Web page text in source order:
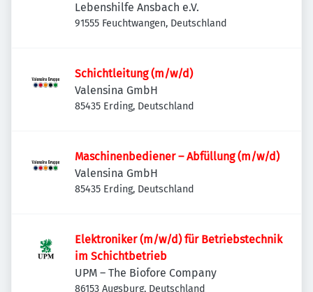
Lebenshilfe Ansbach e.V.
91555 Feuchtwangen, Deutschland
Schichtleitung (m/w/d)
Valensina GmbH
85435 Erding, Deutschland
Maschinenbediener – Abfüllung (m/w/d)
Valensina GmbH
85435 Erding, Deutschland
Elektroniker (m/w/d) für Betriebstechnik
im Schichtbetrieb
UPM – The Biofore Company
86153 Augsburg, Deutschland